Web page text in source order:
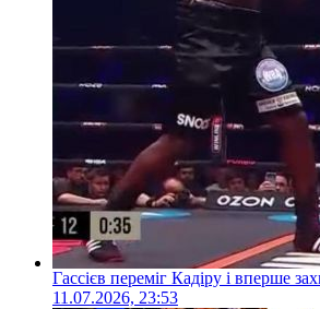
Гассієв переміг Кадіру і вперше
11.07.2026, 23:53